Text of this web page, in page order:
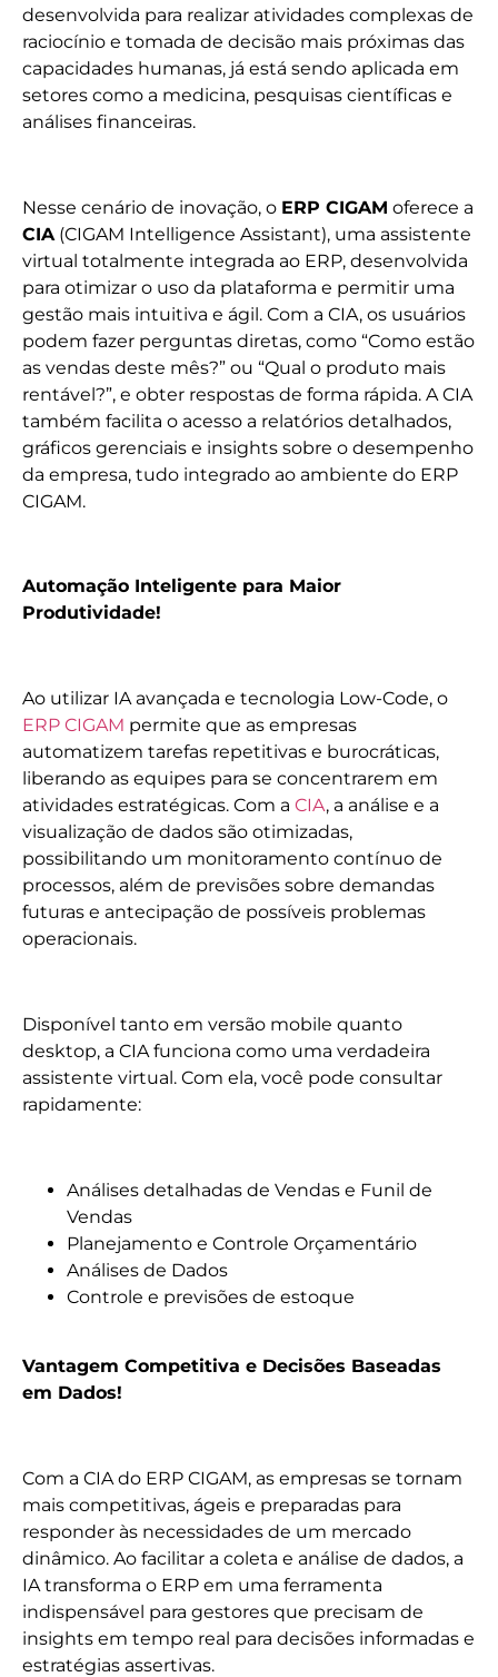
desenvolvida para realizar atividades complexas de
raciocínio e tomada de decisão mais próximas das
capacidades humanas, já está sendo aplicada em
setores como a medicina, pesquisas científicas e
análises financeiras.
Nesse cenário de inovação, o ERP CIGAM oferece a
CIA (CIGAM Intelligence Assistant), uma assistente
virtual totalmente integrada ao ERP, desenvolvida
para otimizar o uso da plataforma e permitir uma
gestão mais intuitiva e ágil. Com a CIA, os usuários
podem fazer perguntas diretas, como “Como estão
as vendas deste mês?” ou “Qual o produto mais
rentável?”, e obter respostas de forma rápida. A CIA
também facilita o acesso a relatórios detalhados,
gráficos gerenciais e insights sobre o desempenho
da empresa, tudo integrado ao ambiente do ERP
CIGAM.
Automação Inteligente para Maior
Produtividade!
Ao utilizar IA avançada e tecnologia Low-Code, o
ERP CIGAM permite que as empresas
automatizem tarefas repetitivas e burocráticas,
liberando as equipes para se concentrarem em
atividades estratégicas. Com a CIA, a análise e a
visualização de dados são otimizadas,
possibilitando um monitoramento contínuo de
processos, além de previsões sobre demandas
futuras e antecipação de possíveis problemas
operacionais.
Disponível tanto em versão mobile quanto
desktop, a CIA funciona como uma verdadeira
assistente virtual. Com ela, você pode consultar
rapidamente:
Análises detalhadas de Vendas e Funil de
Vendas
Planejamento e Controle Orçamentário
Análises de Dados
Controle e previsões de estoque
Vantagem Competitiva e Decisões Baseadas
em Dados!
Com a CIA do ERP CIGAM, as empresas se tornam
mais competitivas, ágeis e preparadas para
responder às necessidades de um mercado
dinâmico. Ao facilitar a coleta e análise de dados, a
IA transforma o ERP em uma ferramenta
indispensável para gestores que precisam de
insights em tempo real para decisões informadas e
estratégias assertivas.